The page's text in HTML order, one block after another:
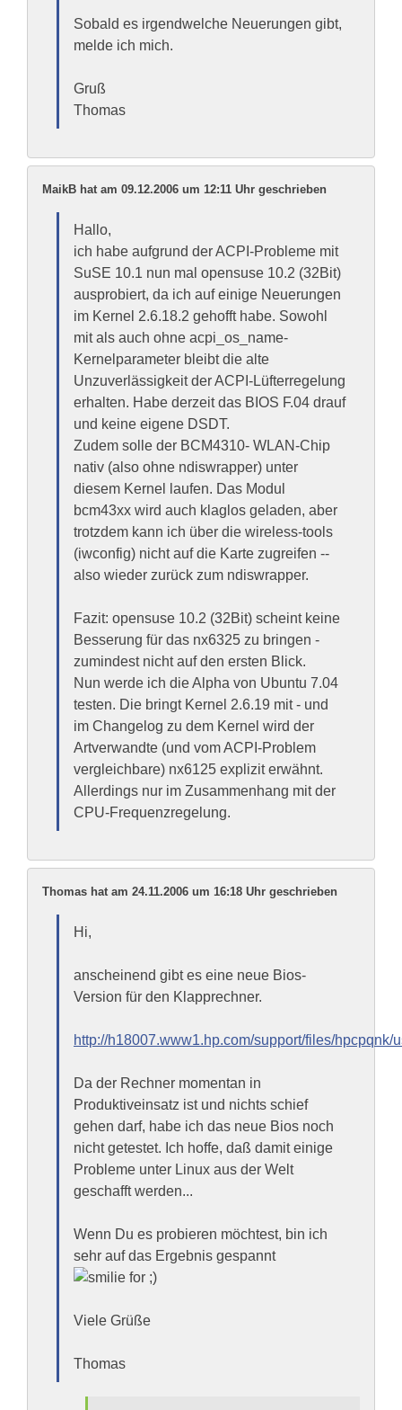
Sobald es irgendwelche Neuerungen gibt,
melde ich mich.
Gruß
Thomas
MaikB hat am 09.12.2006 um 12:11 Uhr geschrieben
Hallo,
ich habe aufgrund der ACPI-Probleme mit
SuSE 10.1 nun mal opensuse 10.2 (32Bit)
ausprobiert, da ich auf einige Neuerungen
im Kernel 2.6.18.2 gehofft habe. Sowohl
mit als auch ohne acpi_os_name-
Kernelparameter bleibt die alte
Unzuverlässigkeit der ACPI-Lüfterregelung
erhalten. Habe derzeit das BIOS F.04 drauf
und keine eigene DSDT.
Zudem solle der BCM4310- WLAN-Chip
nativ (also ohne ndiswrapper) unter
diesem Kernel laufen. Das Modul
bcm43xx wird auch klaglos geladen, aber
trotzdem kann ich über die wireless-tools
(iwconfig) nicht auf die Karte zugreifen --
also wieder zurück zum ndiswrapper.
Fazit: opensuse 10.2 (32Bit) scheint keine
Besserung für das nx6325 zu bringen -
zumindest nicht auf den ersten Blick.
Nun werde ich die Alpha von Ubuntu 7.04
testen. Die bringt Kernel 2.6.19 mit - und
im Changelog zu dem Kernel wird der
Artverwandte (und vom ACPI-Problem
vergleichbare) nx6125 explizit erwähnt.
Allerdings nur im Zusammenhang mit der
CPU-Frequenzregelung.
Thomas hat am 24.11.2006 um 16:18 Uhr geschrieben
Hi,
anscheinend gibt es eine neue Bios-
Version für den Klapprechner.
http://h18007.www1.hp.com/support/files/hpcpqnk/
Da der Rechner momentan in
Produktiveinsatz ist und nichts schief
gehen darf, habe ich das neue Bios noch
nicht getestet. Ich hoffe, daß damit einige
Probleme unter Linux aus der Welt
geschafft werden...
Wenn Du es probieren möchtest, bin ich
sehr auf das Ergebnis gespannt
Viele Grüße
Thomas